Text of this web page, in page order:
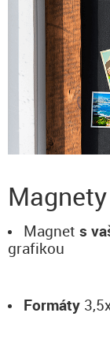
Magnety
Magnet s
grafikou
Formáty